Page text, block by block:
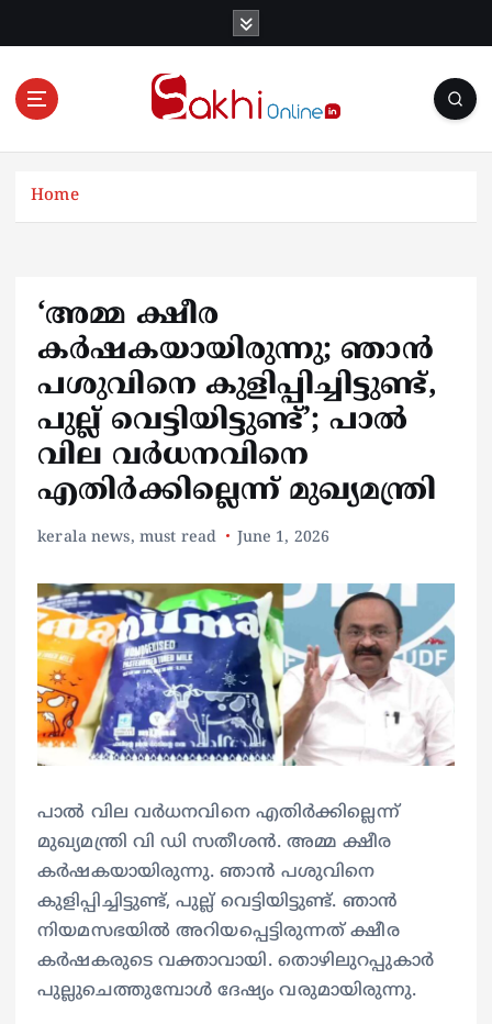
Online News Portal
Home
‘അമ്മ ക്ഷീര
കർഷകയായിരുന്നു; ഞാൻ
പശുവിനെ കുളിപ്പിച്ചിട്ടുണ്ട്,
പുല്ല് വെട്ടിയിട്ടുണ്ട്’; പാൽ
വില വർധനവിനെ
എതിർക്കില്ലെന്ന് മുഖ്യമന്ത്രി
kerala news, must read June 1, 2026
പാൽ വില വർധനവിനെ എതിർക്കില്ലെന്ന്
മുഖ്യമന്ത്രി വി ഡി സതീശൻ. അമ്മ ക്ഷീര
കർഷകയായിരുന്നു. ഞാൻ പശുവിനെ
കുളിപ്പിച്ചിട്ടുണ്ട്, പുല്ല് വെട്ടിയിട്ടുണ്ട്. ഞാൻ
നിയമസഭയിൽ അറിയപ്പെട്ടിരുന്നത് ക്ഷീര
കർഷകരുടെ വക്താവായി. തൊഴിലുറപ്പുകാർ
പുല്ലുചെത്തുമ്പോൾ ദേഷ്യം വരുമായിരുന്നു.